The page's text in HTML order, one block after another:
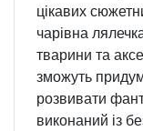
цікавих
чарівна
тварини та
зможуть
розвивати
виконаний із